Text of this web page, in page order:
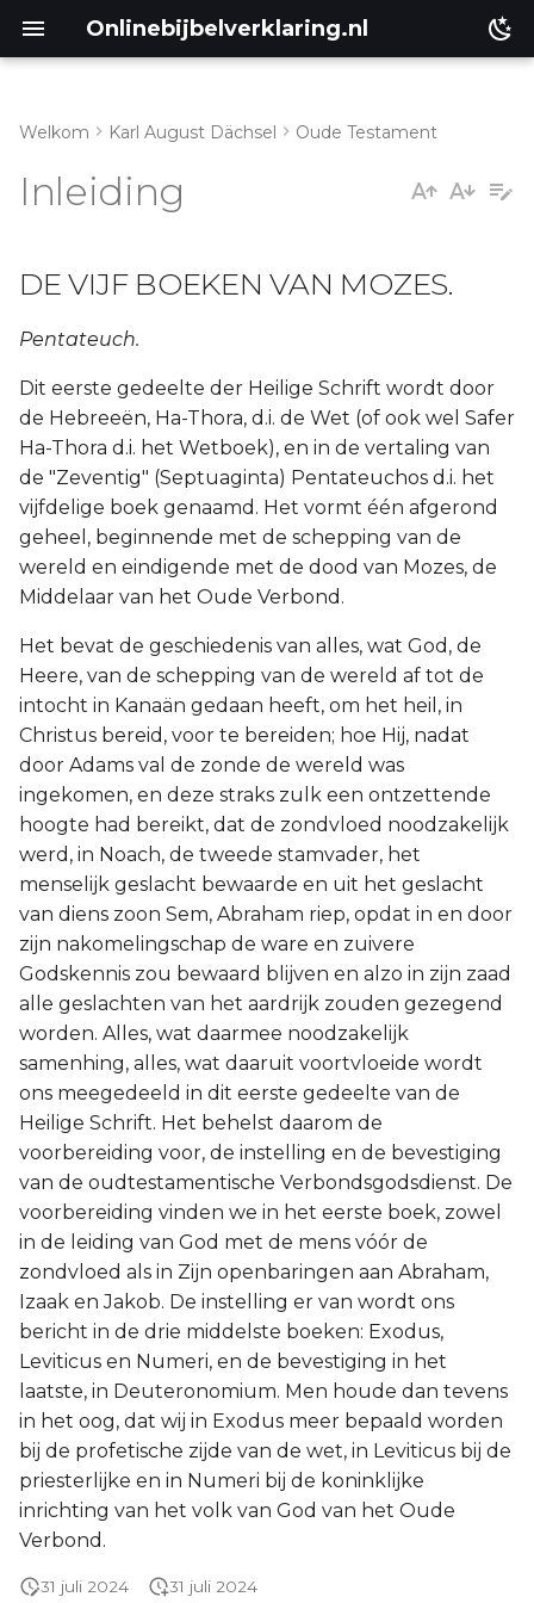
Onlinebijbelverklaring.nl
MOZES.
Lukas
Johannes
Handelingen
Romeinen
1 Korinthe
2 Korinthe
Éfeze
Filippenzen
Kolossenzen
1 Thessalonicenzen
2 Thessalonicenzen
1 Timótheüs
2 Timótheüs
Titus
Filémon
Hebreeën
Jakobus
1 Petrus
2 Petrus
1 Johannes
2 Johannes
Welkom Karl August Dächsel Oude Testament
Inleiding
DE VIJF BOEKEN VAN MOZES.
Pentateuch.
Dit eerste gedeelte der Heilige Schrift wordt door
de Hebreeën, Ha-Thora, d.i. de Wet (of ook wel Safer
Ha-Thora d.i. het Wetboek), en in de vertaling van
de "Zeventig" (Septuaginta) Pentateuchos d.i. het
vijfdelige boek genaamd. Het vormt één afgerond
geheel, beginnende met de schepping van de
wereld en eindigende met de dood van Mozes, de
Middelaar van het Oude Verbond.
Het bevat de geschiedenis van alles, wat God, de
Heere, van de schepping van de wereld af tot de
intocht in Kanaän gedaan heeft, om het heil, in
Christus bereid, voor te bereiden; hoe Hij, nadat
door Adams val de zonde de wereld was
ingekomen, en deze straks zulk een ontzettende
hoogte had bereikt, dat de zondvloed noodzakelijk
werd, in Noach, de tweede stamvader, het
menselijk geslacht bewaarde en uit het geslacht
van diens zoon Sem, Abraham riep, opdat in en door
zijn nakomelingschap de ware en zuivere
Godskennis zou bewaard blijven en alzo in zijn zaad
alle geslachten van het aardrijk zouden gezegend
worden. Alles, wat daarmee noodzakelijk
samenhing, alles, wat daaruit voortvloeide wordt
ons meegedeeld in dit eerste gedeelte van de
Heilige Schrift. Het behelst daarom de
voorbereiding voor, de instelling en de bevestiging
van de oudtestamentische Verbondsgodsdienst. De
voorbereiding vinden we in het eerste boek, zowel
in de leiding van God met de mens vóór de
zondvloed als in Zijn openbaringen aan Abraham,
Izaak en Jakob. De instelling er van wordt ons
bericht in de drie middelste boeken: Exodus,
Leviticus en Numeri, en de bevestiging in het
laatste, in Deuteronomium. Men houde dan tevens
in het oog, dat wij in Exodus meer bepaald worden
bij de profetische zijde van de wet, in Leviticus bij de
priesterlijke en in Numeri bij de koninklijke
inrichting van het volk van God van het Oude
Verbond.
31 juli 2024 31 juli 2024